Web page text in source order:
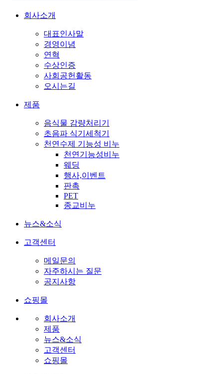
회사소개
대표인사말
경영이념
연혁
수상인증
사회공헌활동
오시는길
제품
음식물 감량처리기
초음파 식기세척기
천연수제 기능성 비누
천연기능성비누
웨딩
행사,이벤트
판촉
PET
종교비누
뉴스&소식
고객센터
메일문의
자주하시는 질문
공지사항
쇼핑몰
회사소개
제품
뉴스&소식
고객센터
쇼핑몰